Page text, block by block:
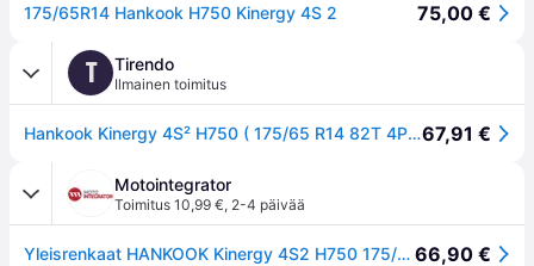
175/65R14 Hankook H750 Kinergy 4S 2 75,00 €
T Tirendo
Ilmainen toimitus
Hankook Kinergy 4S² H750 ( 175/65 R14 82T 4PR SBL )67,91 €
Motointegrator
Toimitus 10,99 €, 2-4 päivää
Yleisrenkaat HANKOOK Kinergy 4S2 H750 175/65R14 82T 66,90 €